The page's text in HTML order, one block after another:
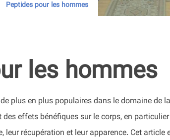
Peptides pour les hommes
les hommes
plus en plus populaires dans le domaine de
effets bénéfiques sur le corps, en
leur récupération et leur apparence. Cet